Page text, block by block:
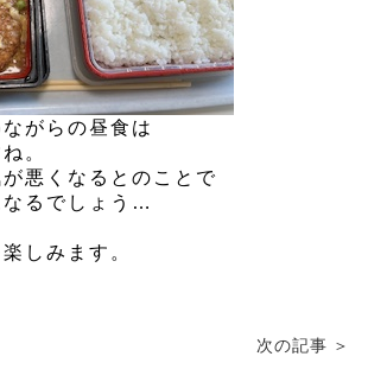
がらの昼食は
。
悪くなるとのことで
るでしょう…
しみます。
次の記事 ＞